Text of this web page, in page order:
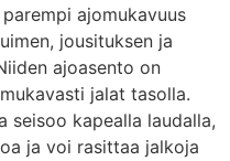
ajomukavuus
jousituksen ja
ajoasento on
jalat tasolla.
seisoo kapealla laudalla,
ja voi rasittaa jalkoja